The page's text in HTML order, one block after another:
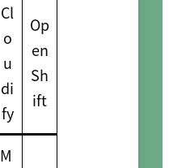
Cl
o
u
di
fy
Op
en
Sh
ift
M